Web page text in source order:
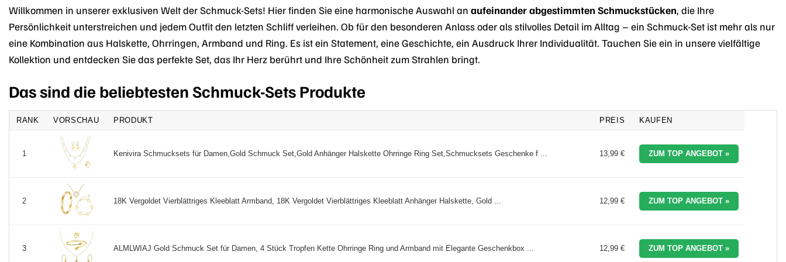
Willkommen in unserer exklusiven Welt der Schmuck-Sets! Hier finden Sie eine harmonische Auswahl an aufeinander abgestimmten Schmuckstücken, die Ihre
Persönlichkeit unterstreichen und jedem Outfit den letzten Schliff verleihen. Ob für den besonderen Anlass oder als stilvolles Detail im Alltag – ein Schmuck-Set ist mehr als nur
eine Kombination aus Halskette, Ohrringen, Armband und Ring. Es ist ein Statement, eine Geschichte, ein Ausdruck Ihrer Individualität. Tauchen Sie ein in unsere vielfältige
Kollektion und entdecken Sie das perfekte Set, das Ihr Herz berührt und Ihre Schönheit zum Strahlen bringt.
Das sind die beliebtesten Schmuck-Sets Produkte
RANK VORSCHAU PRODUKT PREIS KAUFEN
1 Kenivira Schmucksets für Damen,Gold Schmuck Set,Gold Anhänger Halskette Ohrringe Ring Set,Schmucksets Geschenke f ... 13,99 € ZUM TOP ANGEBOT »
2 18K Vergoldet Vierblättriges Kleeblatt Armband, 18K Vergoldet Vierblättriges Kleeblatt Anhänger Halskette, Gold ... 12,99 € ZUM TOP ANGEBOT »
3 ALMLWIAJ Gold Schmuck Set für Damen, 4 Stück Tropfen Kette Ohrringe Ring und Armband mit Elegante Geschenkbox ... 12,99 € ZUM TOP ANGEBOT »